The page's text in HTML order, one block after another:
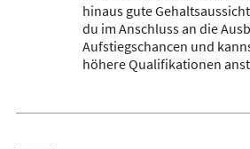
hinaus gute
du im Anschluss an die
Aufstiegschancen und
höhere Qualifikationen